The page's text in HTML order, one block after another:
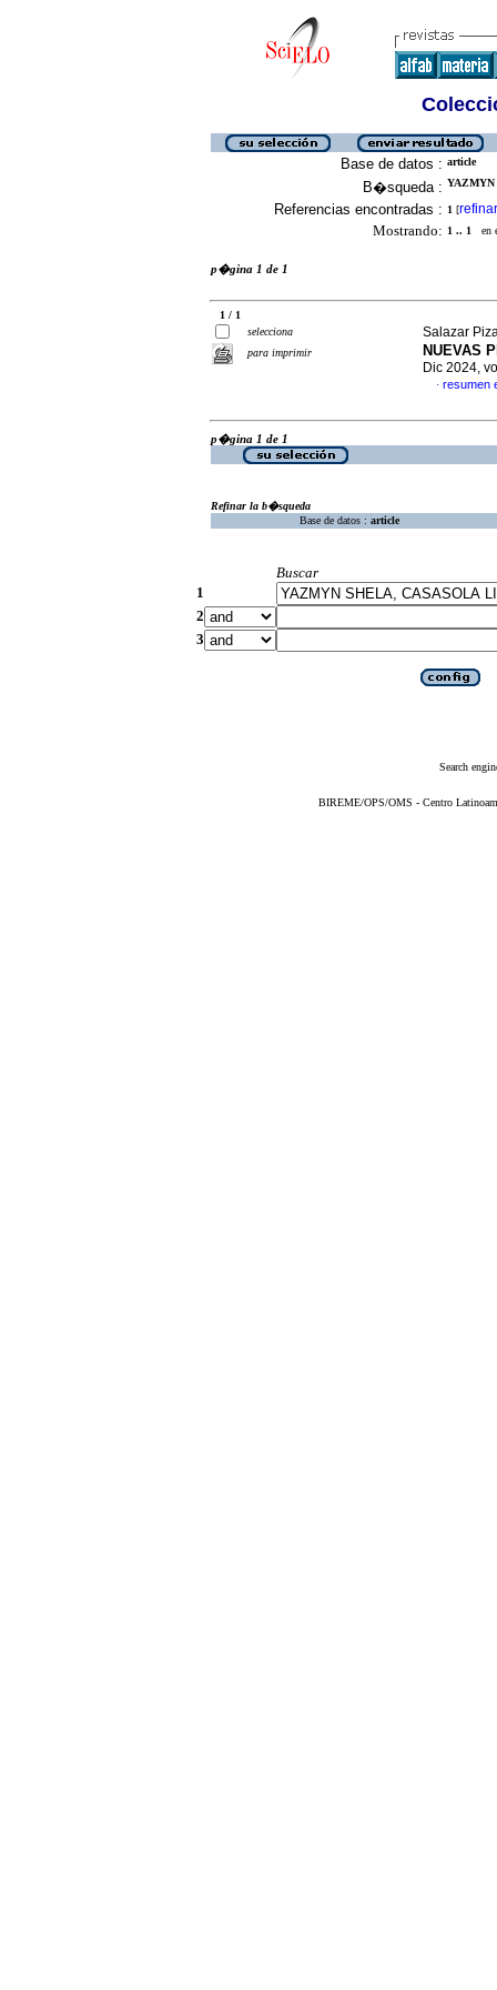
Base de datos : article
B�squeda :
Referencias encontradas : 1 [refinar
Mostrando: 1 .. 1 en
p�gina 1 de 1
1 / 1
selecciona
para imprimir
Salazar
NUEVAS
Dic 2024,
· resumen
p�gina 1 de 1
Refinar la b�squeda
Base de datos : article
Buscar
1
2
3
Search
BIREME/OPS/OMS - Centro